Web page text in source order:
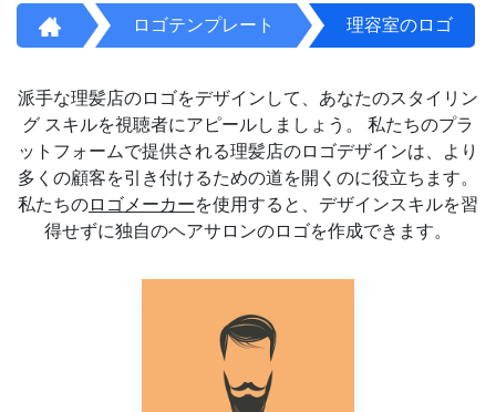
ロゴテンプレート 理容室のロゴ
派手な理髪店のロゴをデザインして、あなたのスタイリン
グ スキルを視聴者にアピールしましょう。 私たちのプラ
ットフォームで提供される理髪店のロゴデザインは、より
多くの顧客を引き付けるための道を開くのに役立ちます。
私たちのロゴメーカーを使用すると、デザインスキルを習
得せずに独自のヘアサロンのロゴを作成できます。